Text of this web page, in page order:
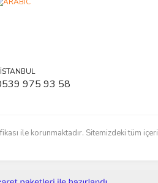
975 93 58
ile korunmaktadır. Sitemizdeki tüm